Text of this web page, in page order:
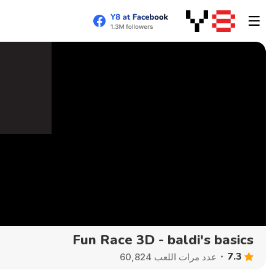
Fun Race 3D - baldi's basics
7.3 عدد مرات اللعب 60,824